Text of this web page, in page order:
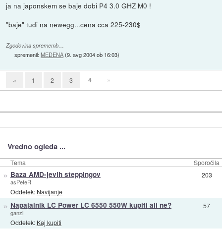
ja na japonskem se baje dobi P4 3.0 GHZ M0 !
"baje" tudi na newegg...cena cca 225-230$
Zgodovina sprememb…
spremenil:MEDENA(9. avg 2004 ob 16:03)
« 1 2 3 4 »
Vredno ogleda ...
Tema Sporočila
» Baza AMD-jevih steppingov
asPeteR
Oddelek: Navijanje
203
» Napajalnik LC Power LC 6550 550W kupiti ali ne?
ganzi
Oddelek: Kaj kupiti
57